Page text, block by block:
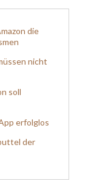
die
nicht
soll
erfolglos
der